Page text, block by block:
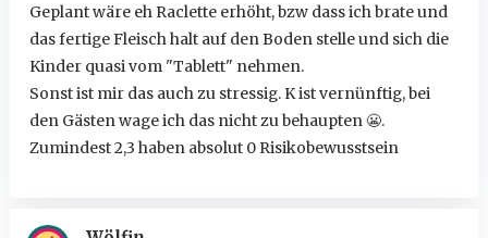
Geplant wäre eh Raclette erhöht, bzw dass ich brate und
das fertige Fleisch halt auf den Boden stelle und sich die
Kinder quasi vom "Tablett" nehmen.
Sonst ist mir das auch zu stressig. K ist vernünftig, bei
den Gästen wage ich das nicht zu behaupten😬.
Zumindest 2,3 haben absolut 0 Risikobewusstsein